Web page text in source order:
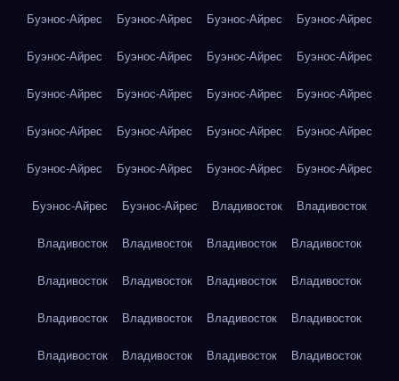
Буэнос-Айрес Буэнос-Айрес Буэнос-Айрес Буэнос-Айрес
Буэнос-Айрес Буэнос-Айрес Буэнос-Айрес Буэнос-Айрес
Буэнос-Айрес Буэнос-Айрес Буэнос-Айрес Буэнос-Айрес
Буэнос-Айрес Буэнос-Айрес Буэнос-Айрес Буэнос-Айрес
Буэнос-Айрес Буэнос-Айрес Буэнос-Айрес Буэнос-Айрес
Буэнос-Айрес Буэнос-Айрес Владивосток Владивосток
Владивосток Владивосток Владивосток Владивосток
Владивосток Владивосток Владивосток Владивосток
Владивосток Владивосток Владивосток Владивосток
Владивосток Владивосток Владивосток Владивосток